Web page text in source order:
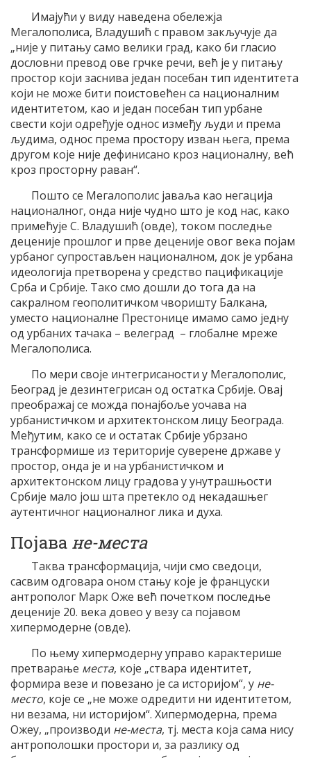
Имајући у виду наведена обележја
Мегалополиса, Владушић с правом закључује да
„није у питању само велики град, како би гласио
дословни превод ове грчке речи, већ је у питању
простор који заснива један посебан тип идентитета
који не може бити поистовећен са националним
идентитетом, као и један посебан тип урбане
свести који одређује однос између људи и према
људима, однос према простору изван њега, према
другом које није дефинисано кроз националну, већ
кроз просторну раван“.
Пошто се Мегалополис јаваља као негација
националног, онда није чудно што је код нас, како
примећује С. Владушић (овде), током последње
деценије прошлог и прве деценије овог века појам
урбаног супростављен националном, док је урбана
идеологија претворена у средство пацификације
Срба и Србије. Тако смо дошли до тога да на
сакралном геополитичком чворишту Балкана,
уместо националне Престонице имамо само једну
од урбаних тачака – велеград – глобалне мреже
Мегалополиса.
По мери своје интегрисаности у Мегалополис,
Београд је дезинтегрисан од остатка Србије. Овај
преображај се можда понајбоље уочава на
урбанистичком и архитектонском лицу Београда.
Међутим, како се и остатак Србије убрзано
трансформише из територије суверене државе у
простор, онда је и на урбанистичком и
архитектонском лицу градова у унутрашњости
Србије мало још шта претекло од некадашњег
аутентичног националног лика и духа.
Појава не-места
Таква трансформација, чији смо сведоци,
сасвим одговара оном стању које је француски
антрополог Марк Оже већ почетком последње
деценије 20. века довео у везу са појавом
хипермодерне (овде).
По њему хипермодерну управо карактерише
претварање места, које „ствара идентитет,
формира везе и повезано је са историјом“, у не-
место, које се „не може одредити ни идентитетом,
ни везама, ни историјом“. Хипермодерна, према
Ожеу, „производи не-места, тј. места која сама нису
антрополошки простори и, за разлику од